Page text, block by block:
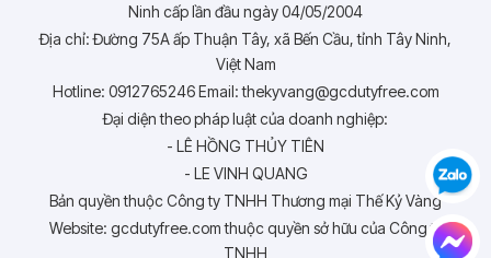
Ninh cấp lần đầu ngày 04/05/2004
Địa chỉ: Đường 75A ấp Thuận Tây, xã Bến Cầu, tỉnh Tây Ninh,
Việt Nam
Hotline: 0912765246 Email: thekyvang@gcdutyfree.com
Đại diện theo pháp luật của doanh nghiệp:
- LÊ HỒNG THỦY TIÊN
- LE VINH QUANG
Bản quyền thuộc Công ty TNHH Thương mại Thế Kỷ Vàng
Website: gcdutyfree.com thuộc quyền sở hữu của Công ty
TNHH